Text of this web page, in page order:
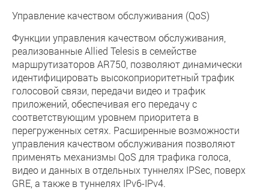
Управление качеством обслуживания (QoS)
Функции управления качеством обслуживания,
реализованные Allied Telesis в семействе
маршрутизаторов AR750, позволяют динамически
идентифицировать высокоприоритетный трафик
голосовой связи, передачи видео и трафик
приложений, обеспечивая его передачу с
соответствующим уровнем приоритета в
перегруженных сетях. Расширенные возможности
управления качеством обслуживания позволяют
применять механизмы QoS для трафика голоса,
видео и данных в отдельных туннелях IPSec, поверх
GRE, а также в туннелях IPv6-IPv4.